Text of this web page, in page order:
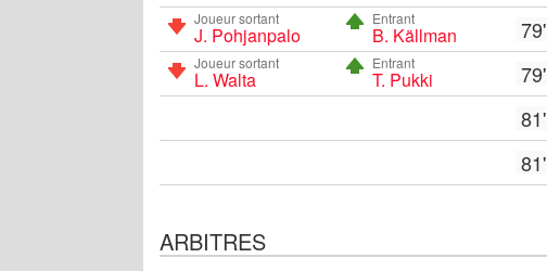
Joueur sortant
J. Pohjanpalo
Entrant
B. Källman 79'
Joueur sortant
L. Walta
Entrant
T. Pukki
79'
81'
81'
ARBITRES